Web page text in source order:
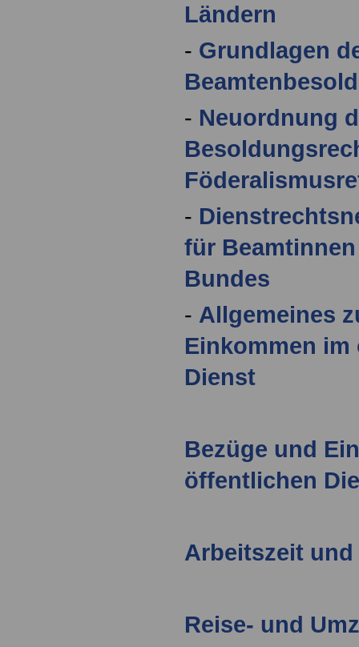
Ländern
- Grundlagen
- Neuordnung
-
für
Bundes
- Allgemeines
Einkommen
Dienst
Bezüge und
öffentlichen
Arbeitszeit und
Reise- und